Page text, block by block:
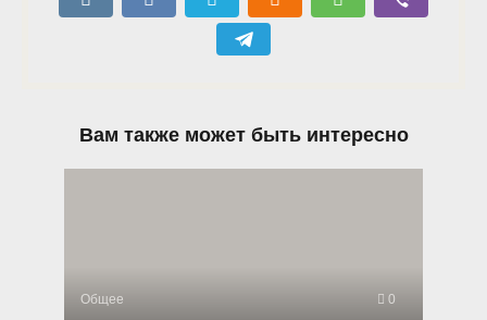
Вам также может быть интересно
Общее 0